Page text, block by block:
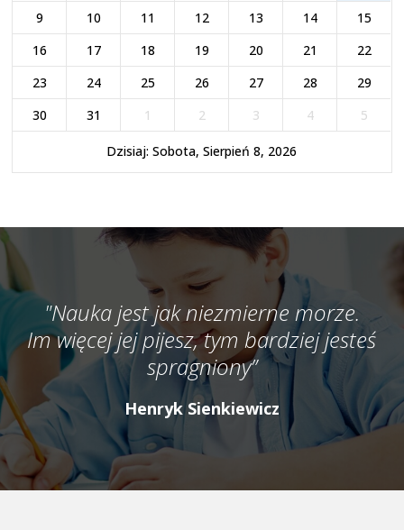
9
10 11 12 13 14
15
16
17 18 19 20 21
22
23
24 25 26 27 28
29
30
31 1 2 3 4 5
Dzisiaj: Sobota, Sierpień 8, 2026
"Nauka jest jak niezmierne morze.
Im więcej jej pijesz, tym bardziej jesteś
spragniony”
Henryk Sienkiewicz